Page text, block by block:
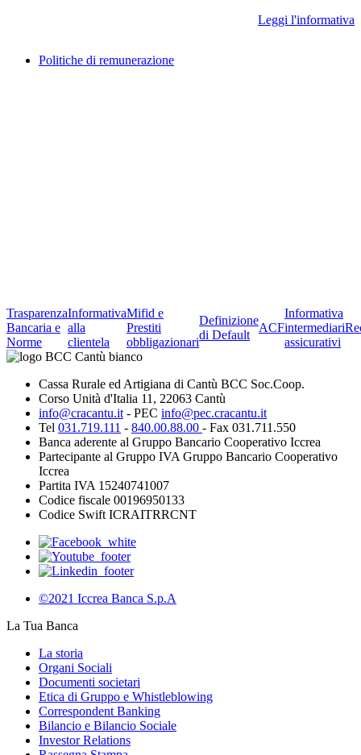
Leggi l'informativa
Politiche di remunerazione
Trasparenza
Bancaria e
Norme
Informativa
alla
clientela
Mifid e
Prestiti
obbligazionari
Definizione
di Default
ACF
Informativa
intermediari
assicurativi
Cassa Rurale ed Artigiana di Cantù BCC Soc.Coop.
Corso Unità d'Italia 11, 22063 Cantù
info@cracantu.it - PEC info@pec.cracantu.it
Tel 031.719.111 - 840.00.88.00 - Fax 031.711.550
Banca aderente al Gruppo Bancario Cooperativo Iccrea
Partecipante al Gruppo IVA Gruppo Bancario Cooperativo
Iccrea
Partita IVA 15240741007
Codice fiscale 00196950133
Codice Swift ICRAITRRCNT
©2021 Iccrea Banca S.p.A
La Tua Banca
La storia
Organi Sociali
Documenti societari
Etica di Gruppo e Whistleblowing
Correspondent Banking
Bilancio e Bilancio Sociale
Investor Relations